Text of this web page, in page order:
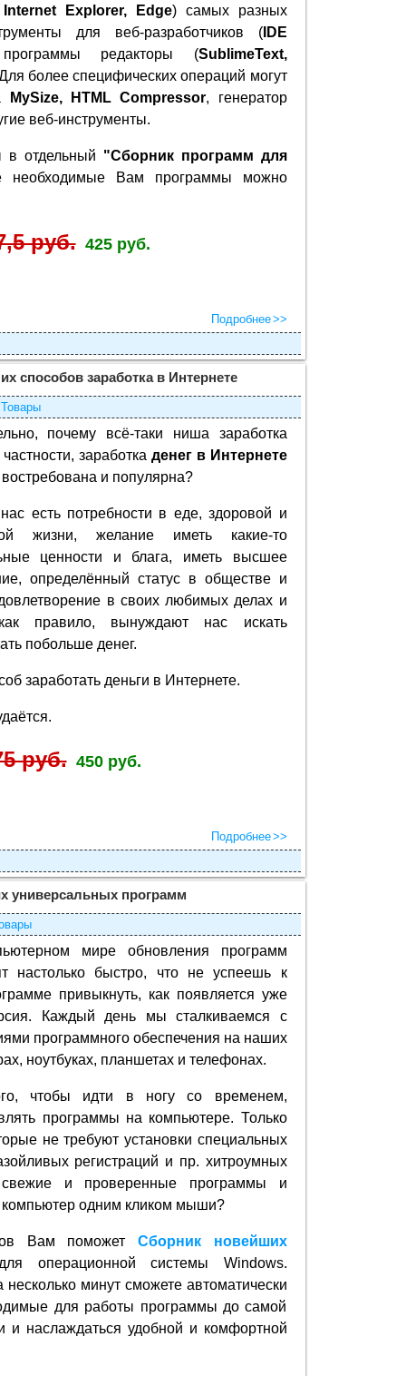
Explorer, Edge) самых разных
для веб-разработчиков (IDE
редакторы (SublimeText,
более специфических операций могут
MySize, HTML Compressor, генератор
веб-инструменты.
в отдельный "Сборник программ для
необходимые Вам программы можно
руб. 425 руб.
Подробнее
способов заработка в Интернете
Товары
почему всё-таки ниша заработка
заработка денег в Интернете
востребована и популярна?
есть потребности в еде, здоровой и
жизни, желание иметь какие-то
ценности и блага, иметь высшее
определённый статус в обществе и
в своих любимых делах и
правило, вынуждают нас искать
побольше денег.
заработать деньги в Интернете.
руб. 450 руб.
Подробнее
универсальных программ
мире обновления программ
настолько быстро, что не успеешь к
привыкнуть, как появляется уже
Каждый день мы сталкиваемся с
программного обеспечения на наших
ноутбуках, планшетах и телефонах.
чтобы идти в ногу со временем,
программы на компьютере. Только
не требуют установки специальных
регистраций и пр. хитроумных
и проверенные программы и
компьютер одним кликом мыши?
Вам поможет Сборник новейших
операционной системы Windows.
минут сможете автоматически
для работы программы до самой
и наслаждаться удобной и комфортной